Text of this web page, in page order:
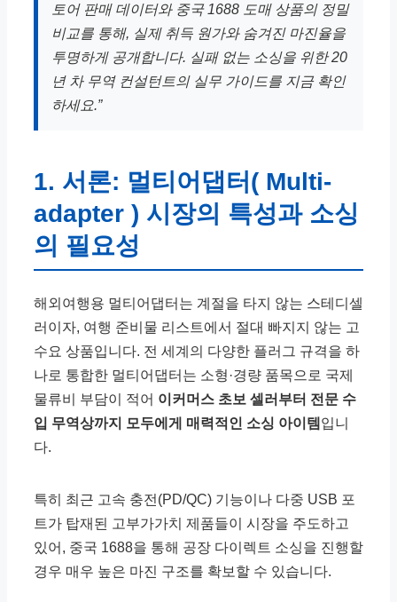
토어 판매 데이터와 중국 1688 도매 상품의 정밀
비교를 통해, 실제 취득 원가와 숨겨진 마진율을
투명하게 공개합니다. 실패 없는 소싱을 위한 20
년 차 무역 컨설턴트의 실무 가이드를 지금 확인
하세요.”
1. 서론: 멀티어댑터( Multi-
adapter ) 시장의 특성과 소싱
의 필요성
해외여행용 멀티어댑터는 계절을 타지 않는 스테디셀
러이자, 여행 준비물 리스트에서 절대 빠지지 않는 고
수요 상품입니다. 전 세계의 다양한 플러그 규격을 하
나로 통합한 멀티어댑터는 소형·경량 품목으로 국제
물류비 부담이 적어 이커머스 초보 셀러부터 전문 수
입 무역상까지 모두에게 매력적인 소싱 아이템 입니
다.
특히 최근 고속 충전(PD/QC) 기능이나 다중 USB 포
트가 탑재된 고부가가치 제품들이 시장을 주도하고
있어, 중국 1688을 통해 공장 다이렉트 소싱을 진행할
경우 매우 높은 마진 구조를 확보할 수 있습니다.